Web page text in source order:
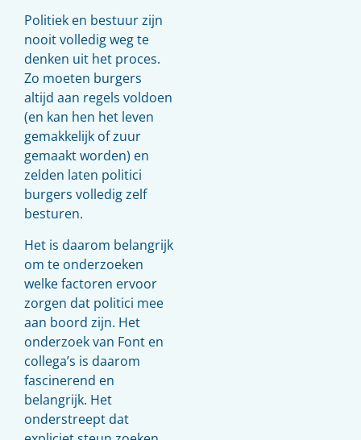
Politiek en bestuur zijn
nooit volledig weg te
denken uit het proces.
Zo moeten burgers
altijd aan regels voldoen
(en kan hen het leven
gemakkelijk of zuur
gemaakt worden) en
zelden laten politici
burgers volledig zelf
besturen.
Het is daarom belangrijk
om te onderzoeken
welke factoren ervoor
zorgen dat politici mee
aan boord zijn. Het
onderzoek van Font en
collega’s is daarom
fascinerend en
belangrijk. Het
onderstreept dat